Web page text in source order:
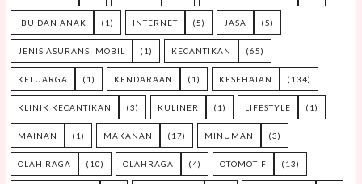
IBU DAN ANAK (1) INTERNET (5) JASA (5)
JENIS ASURANSI MOBIL (1) KECANTIKAN (65)
KELUARGA (1) KENDARAAN (1) KESEHATAN (134)
KLINIK KECANTIKAN (3) KULINER (1) LIFESTYLE (1)
MAINAN (1) MAKANAN (17) MINUMAN (3)
OLAH RAGA (10) OLAHRAGA (4) OTOMOTIF (13)